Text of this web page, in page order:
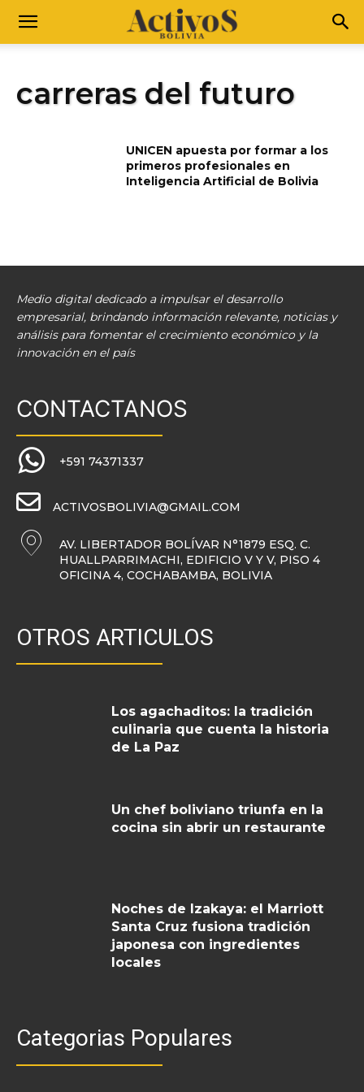
carreras del futuro
UNICEN apuesta por formar a los
primeros profesionales en
Inteligencia Artificial de Bolivia
Medio digital dedicado a impulsar el desarrollo
empresarial, brindando información relevante, noticias y
análisis para fomentar el crecimiento económico y la
innovación en el país
CONTACTANOS
+591 74371337
ACTIVOSBOLIVIA@GMAIL.COM
AV. LIBERTADOR BOLÍVAR N°1879 ESQ. C.
HUALLPARRIMACHI, EDIFICIO V Y V, PISO 4
OFICINA 4, COCHABAMBA, BOLIVIA
OTROS ARTICULOS
Los agachaditos: la tradición
culinaria que cuenta la historia
de La Paz
Un chef boliviano triunfa en la
cocina sin abrir un restaurante
Noches de Izakaya: el Marriott
Santa Cruz fusiona tradición
japonesa con ingredientes
locales
Categorias Populares